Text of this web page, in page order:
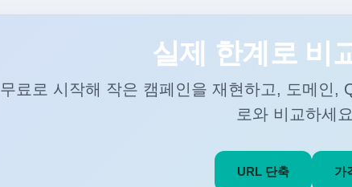
실제 한계로 비
무료로 시작해 작은 캠페인을 재현하고, 도메인,
로와 비교하세
URL 단축 가